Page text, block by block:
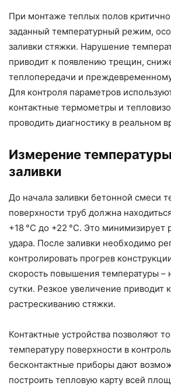
При монтаже теплых полов
заданный температурный режим,
заливки стяжки. Нарушение
приводит к появлению трещин,
теплопередачи и
Для контроля параметров
контактные термометры и
проводить диагностику в реальном
Измерение
заливки
До начала заливки бетонной смеси
поверхности труб должна
+18 °C до +22 °C. Это минимизирует
удара. После заливки необходимо
контролировать прогрев
скорость повышения температуры –
сутки. Резкое увеличение приводит
растрескиванию стяжки.
Контактные устройства позволяют
температуру поверхности в
бесконтактные приборы дают
построить тепловую карту всей